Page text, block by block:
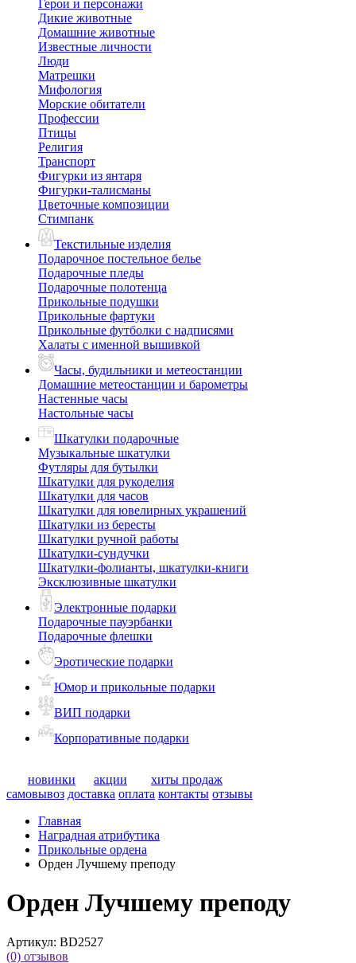
Герои и персонажи
Дикие животные
Домашние животные
Известные личности
Люди
Матрешки
Мифология
Морские обитатели
Профессии
Птицы
Религия
Транспорт
Фигурки из янтаря
Фигурки-талисманы
Цветочные композиции
Стимпанк
Текстильные изделия
Подарочное постельное белье
Подарочные пледы
Подарочные полотенца
Прикольные подушки
Прикольные фартуки
Прикольные футболки с надписями
Халаты с именной вышивкой
Часы, будильники и метеостанции
Домашние метеостанции и барометры
Настенные часы
Настольные часы
Шкатулки подарочные
Музыкальные шкатулки
Футляры для бутылки
Шкатулки для рукоделия
Шкатулки для часов
Шкатулки для ювелирных украшений
Шкатулки из бересты
Шкатулки ручной работы
Шкатулки-сундучки
Шкатулки-фолианты, шкатулки-книги
Эксклюзивные шкатулки
Электронные подарки
Подарочные пауэрбанки
Подарочные флешки
Эротические подарки
Юмор и прикольные подарки
ВИП подарки
Корпоративные подарки
новинки акции
хиты продаж
самовывоз доставка оплата контакты отзывы
Главная
Наградная атрибутика
Прикольные ордена
Орден Лучшему преподу
Орден Лучшему преподу
Артикул: BD2527
(0) отзывов